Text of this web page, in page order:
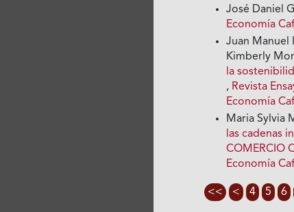
José Daniel
Economía
Juan Manuel
Kimberly
la
, Revista
Economía
Maria Sylvia
las cadenas
COMERCIO
Economía
<< < 4 5 6